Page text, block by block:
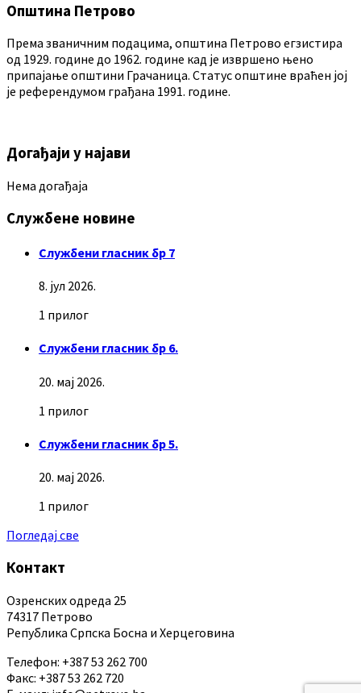
Општина Петрово
Према званичним подацима, општина Петрово егзистира
од 1929. године до 1962. године кад је извршено њено
припајање општини Грачаница. Статус општине враћен јој
је референдумом грађана 1991. године.
Догађаји у најави
Нема догађаја
Службене новине
Службени гласник бр 7
8. јул 2026.
1 прилог
Службени гласник бр 6.
20. мај 2026.
1 прилог
Службени гласник бр 5.
20. мај 2026.
1 прилог
Погледај све
Контакт
Озренских одреда 25
74317 Петрово
Република Српска Босна и Херцеговина
Телефон: +387 53 262 700
Факс: +387 53 262 720